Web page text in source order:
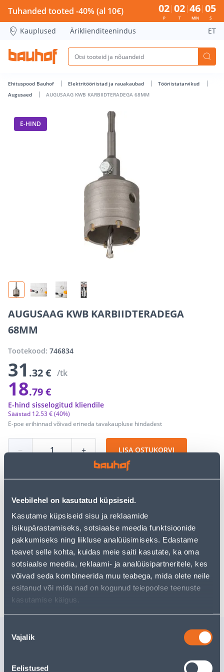
Veebilehel on kasutatud küpsiseid.
Kasutame küpsiseid sisu ja reklaamide
isikupärastamiseks, sotsiaalse meedia funktsioonide
pakkumiseks ning liikluse analüüsimiseks. Edastame
teavet selle kohta, kuidas meie saiti kasutate, ka oma
sotsiaalse meedia, reklaami- ja analüüsipartneritele, kes
võivad seda kombineerida muu teabega, mida olete neile
esitanud või mida nad on kogunud teiepoolse teenuste
kasutamise käigus.
valik
Vajalik
Eelistused
AUGUSAAG KWB KARBIIDTERADEGA 68MM - Bauhof has
Tuhanded tooted -40% (al 10€) 02
P
02
T
46
MIN
04
S
Kauplused Äriklienditeenindus ET
Ehituspood Bauhof Elektritööriistad ja rauakaubad
Tööriistatarvikud
Augusaed
AUGUSAAG KWB KARBIIDTERADEGA 68MM
E-HIND
AUGUSAAG KWB KARBIIDTERADEGA
68MM
Tootekood: 746834
31 .32 € /tk
18.79 €
E-poe erihinnad võivad erineda tavakaupluse hindadest
Säästad 12.53 €(40%)
E-hind sisselogitud kliendile
− + LISA OSTUKORVI
Vaata saadavust
Eeldatav kojuvedu 3,69 € al. 2-5 tööpäeva
Tarne pakiautomaati al. 2,29 € al. 2-5 tööpäeva
Poest kätte, alates 08.08.2026
VALGE